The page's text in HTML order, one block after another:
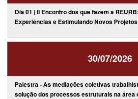
Dia 01 | II Encontro dos que fazem a
Experiências e Estimulando Novos Projetos
30/07/2026
Palestra - As mediações coletivas
solução dos processos estruturais na área